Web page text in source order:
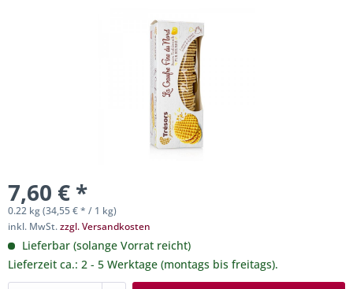
7,60 € *
0.22 kg (34,55 € * / 1 kg)
inkl. MwSt.zzgl. Versandkosten
Lieferbar (solange Vorrat reicht)
Lieferzeit ca.: 2 - 5 Werktage (montags bis freitags).